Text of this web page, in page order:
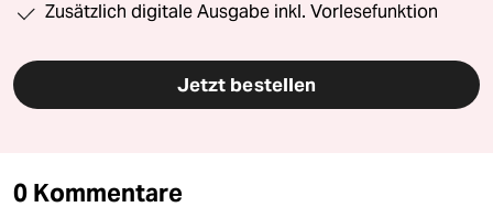
Zusätzlich digitale Ausgabe inkl. Vorlesefunktion
Jetzt bestellen
0 Kommentare